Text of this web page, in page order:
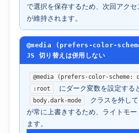
で選択を保存するため、次回アク
が維持されます。
@media (prefers-color-
JS 切り替えは併用しない
@media (prefers-color-scheme:
:root にダーク変数を設定する
body.dark-mode
クラスを外し
が常に上書きするため、ライトモー
ます。